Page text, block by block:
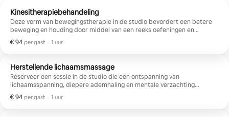
Kinesitherapiebehandeling
Deze vorm van bewegingstherapie in de studio bevordert een betere
beweging en houding door middel van een reeks oefeningen en
handmatige technieken.
€ 94 per gast
€ 94 per gast
, · 1 uur
Herstellende lichaamsmassage
Reserveer een sessie in de studio die een ontspanning van
lichaamsspanning, diepere ademhaling en mentale verzachting
vergemakkelijkt. Verwacht therapeutische manoeuvres en zachte
strelingen.
€ 94 per gast
€ 94 per gast
, · 1 uur